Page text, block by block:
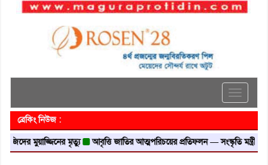
Toggle
ব্রেকিং নিউজ :
মুয়াজ্জিনের মৃত্যু আবৃত্তি জাতির আত্মপরিচয়ের প্রতিফলন — সংস্কৃতি মন্ত্রী গৃহায়ন ও